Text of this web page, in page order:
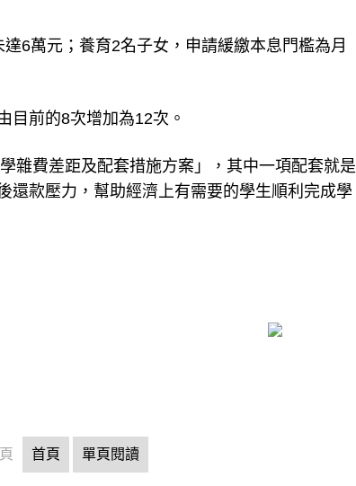
6萬元；養育2名子女，申請緩繳本息門檻為月
目前的8次增加為12次。
雜費差距及配套措施方案」，其中一項配套就是
還款壓力，幫助經濟上有需要的學生順利完成學
首頁 單頁閱讀